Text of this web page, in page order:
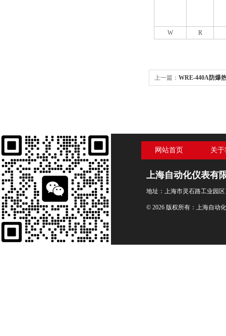
W R
上一篇： WRE-440A防爆
网站首页 关
上海自动化仪表有
地址：上海市灵石路工业园区
© 2026 版权所有：上海自动